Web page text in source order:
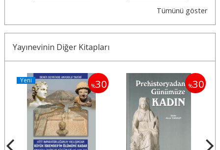
Tümünü göster
Yayınevinin Diğer Kitapları
%30
Yeni
%30